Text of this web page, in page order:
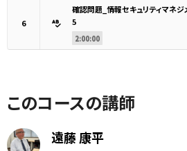
6
確認問題_情報セキュリティマネ
5
2:00:00
このコースの講師
遠藤 康平